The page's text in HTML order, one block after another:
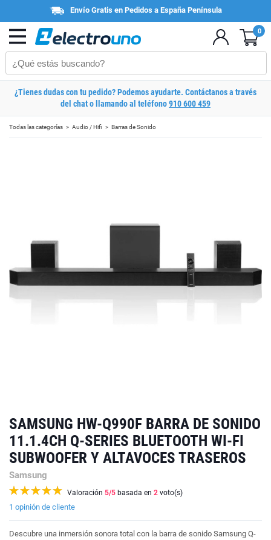
Envío Gratis en Pedidos a España Península
0
¿Tienes dudas con tu pedido? Podemos ayudarte. Contáctanos a través
del chat o llamando al teléfono910 600 459
Todas las categorías Audio / Hifi Barras de Sonido
SAMSUNG HW-Q990F BARRA DE SONIDO
11.1.4CH Q-SERIES BLUETOOTH WI-FI
SUBWOOFER Y ALTAVOCES TRASEROS
Samsung
Valoración 5/5 basada en 2 voto(s)
1 opinión de cliente
Descubre una inmersión sonora total con la barra de sonido Samsung Q-